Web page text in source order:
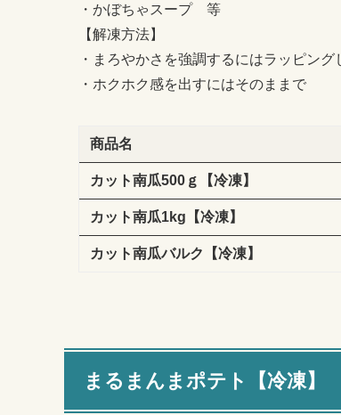
・かぼちゃスープ 等
【解凍方法】
・まろやかさを強調するにはラッピング
・ホクホク感を出すにはそのままで
商品名
カット南瓜500ｇ【冷凍】
カット南瓜1kg【冷凍】
カット南瓜バルク【冷凍】
まるまんまポテト【冷凍】